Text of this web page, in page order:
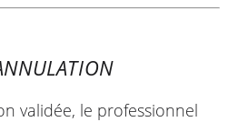
validée, le professionnel